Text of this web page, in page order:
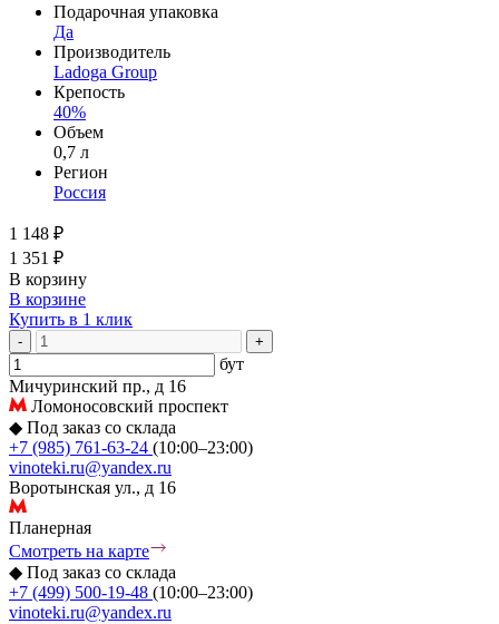
Подарочная упаковка
Да
Производитель
Ladoga Group
Крепость
40%
Объем
0,7 л
Регион
Россия
1 148 ₽
1 351 ₽
В корзину
В корзине
Купить в 1 клик
- +
бут
Мичуринский пр., д 16
Ломоносовский проспект
◆ Под заказ со склада
+7 (985) 761-63-24 (10:00–23:00)
vinoteki.ru@yandex.ru
Воротынская ул., д 16
Планерная
Смотреть на карте
◆ Под заказ со склада
+7 (499) 500-19-48 (10:00–23:00)
vinoteki.ru@yandex.ru